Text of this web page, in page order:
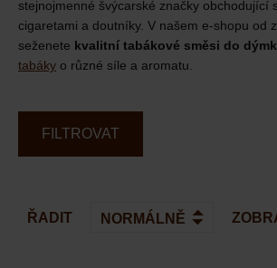
stejnojmenné švýcarské značky obchodující
cigaretami a doutníky. V našem e-shopu od
seženete kvalitní tabákové směsi do
tabáky o různé síle a aromatu.
FILTROVAT
ŘADIT